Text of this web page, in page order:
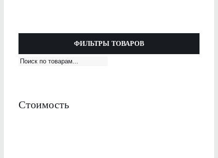
ФИЛЬТРЫ ТОВАРОВ
Стоимость